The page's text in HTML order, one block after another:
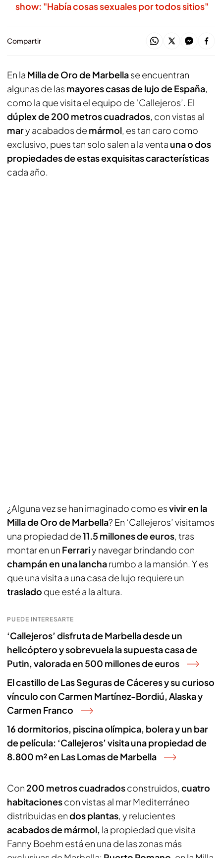
show: "Había cosas sexuales por todos sitios"
Compartir
En la Milla de Oro de Marbellase encuentran
algunas de las mayores casas de lujo de España,
como la que visita el equipo de ‘Callejeros’. El
dúplex de 200 metros cuadrados, con vistas al
mary acabados de mármol, es tan caro como
exclusivo, pues tan solo salen a la venta una o dos
propiedades de estas exquisitas características
cada año.
¿Alguna vez se han imaginado como esvivir en la
Milla de Oro de Marbella? En ‘Callejeros’ visitamos
una propiedad de11.5 millones de euros, tras
montar en un Ferrariy navegar brindando con
champán en una lancharumbo a la mansión. Y es
que una visita a una casa de lujo requiere un
traslado que esté a la altura.
PUEDE INTERESARTE
‘Callejeros’ disfruta de Marbella desde un
helicóptero y sobrevuela la supuesta casa de
Putin, valorada en 500 millones de euros
El castillo de Las Seguras de Cáceres y su curioso
vínculo con Carmen Martínez-Bordiú, Alaska y
Carmen Franco
16 dormitorios, piscina olímpica, bolera y un bar
de película: ‘Callejeros’ visita una propiedad de
8.800 m² en Las Lomas de Marbella
Con 200 metros cuadradosconstruidos, cuatro
habitacionescon vistas al mar Mediterráneo
distribuidas endos plantas, y relucientes
acabados de mármol, la propiedad que visita
Fanny Boehm está en una de las zonas más